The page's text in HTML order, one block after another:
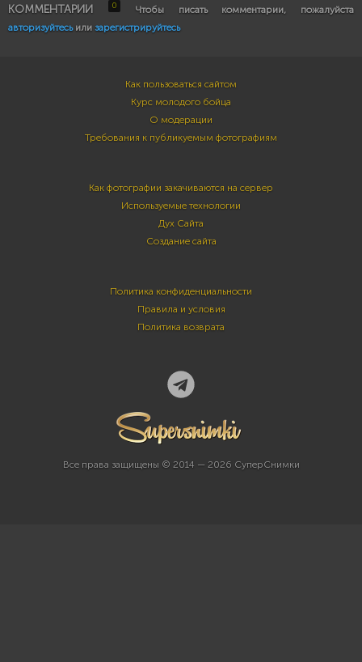
КОММЕНТАРИИ 0
Чтобы писать комментарии, пожалуйста
авторизуйтесьили зарегистрируйтесь
Как пользоваться сайтом
Курс молодого бойца
О модерации
Требования к публикуемым фотографиям
Как фотографии закачиваются на сервер
Используемые технологии
Дух Сайта
Создание сайта
Политика конфиденциальности
Правила и условия
Политика возврата
Все права защищены © 2014 — 2026 СуперСнимки